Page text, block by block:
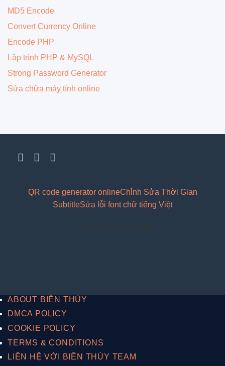
MD5 Encode
Convert Currency Online
Encode PHP
Lập trình PHP & MySQL
Strong Password Generator
Sửa chữa máy tính online
QR code generator onlineChỉnh Sửa Thời Gian
SubtitleSửa lỗi font chữ tiếng Việt
ABOUT BIÊN THÙY
DMCA POLICY
COOKIE POLICY
TERMS & CONDITIONS
LIÊN HỆ VỚI BIÊN THÙY TEAM